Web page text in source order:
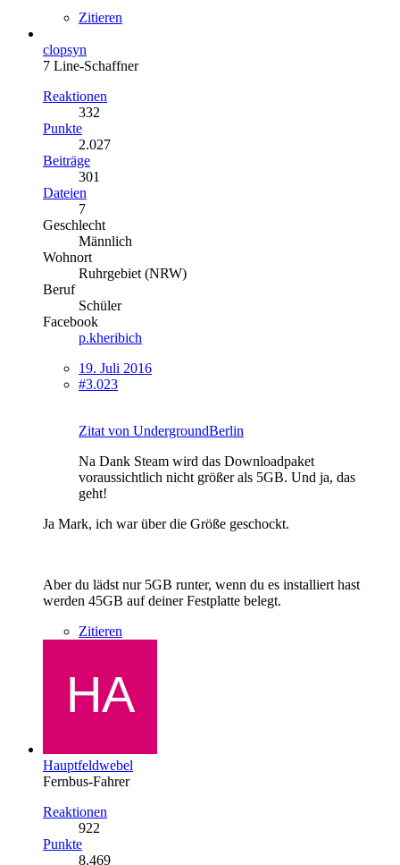
Zitieren
clopsyn
7 Line-Schaffner
Reaktionen
332
Punkte
2.027
Beiträge
301
Dateien
7
Geschlecht
Männlich
Wohnort
Ruhrgebiet (NRW)
Beruf
Schüler
Facebook
p.kheribich
19. Juli 2016
#3.023
Zitat von UndergroundBerlin
Na Dank Steam wird das Downloadpaket
voraussichtlich nicht größer als 5GB. Und ja, das
geht!
Ja Mark, ich war über die Größe geschockt.
Aber du lädst nur 5GB runter, wenn du es installiert hast
werden 45GB auf deiner Festplatte belegt.
Zitieren
Hauptfeldwebel
Fernbus-Fahrer
Reaktionen
922
Punkte
8.469